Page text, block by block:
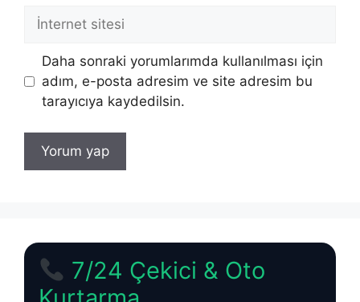
İnternet
Daha sonraki yorumlarımda kullanılması için
adım, e-posta adresim ve site adresim bu
tarayıcıya kaydedilsin.
7/24 Çekici & Oto